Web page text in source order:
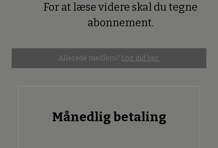
For at læse videre skal du tegne
abonnement.
Allerede medlem? Log ind her.
Månedlig betaling